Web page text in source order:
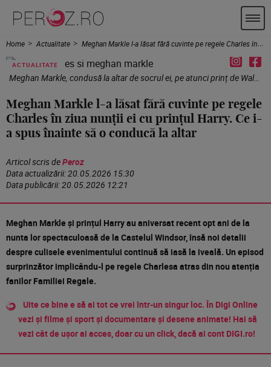
Home Actualitate Meghan Markle l-a lăsat fără cuvinte pe regele Charles în ziua nunții ei cu prințul Harry. Ce i-a spus înainte să o conducă la altar
ACTUALITATE
Meghan Markle, condusă la altar de socrul ei, pe atunci prinț de Wales / Foto: Getty Images
Meghan Markle l-a lăsat fără cuvinte pe regele
Charles în ziua nunții ei cu prințul Harry. Ce i-
a spus înainte să o conducă la altar
Articol scris dePeroz
Data actualizării:20.05.2026 15:30
Data publicării:20.05.2026 12:21
Meghan Markle și prințul Harry au aniversat recent opt ani de la
nunta lor spectaculoasă de la Castelul Windsor, însă noi detalii
despre culisele evenimentului continuă să iasă la iveală. Un episod
surprinzător implicându-l pe regele Charlesa atras din nou atenția
fanilor Familiei Regale.
Uite ce bine e să ai tot ce vrei într-un singur loc. În Digi Online
vezi și filme și sport și documentare și desene animate! Hai să
vezi cât de ușor ai acces, doar cu un click, dacă ai cont DIGI.ro!